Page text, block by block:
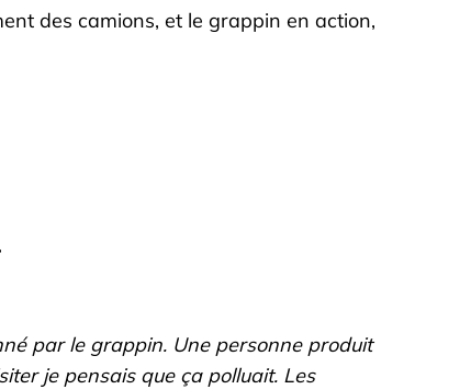
des camions, et le grappin en action,
par le grappin. Une personne produit
je pensais que ça polluait. Les